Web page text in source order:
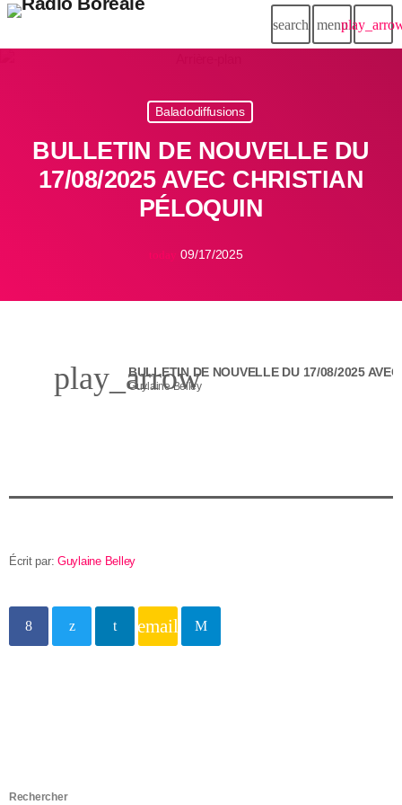
search menu
Baladodiffusions
BULLETIN DE NOUVELLE DU
17/08/2025 AVEC CHRISTIAN
PÉLOQUIN
today 09/17/2025
play_arrow
Guylaine Belley
Écrit par:Guylaine Belley
email
Rechercher